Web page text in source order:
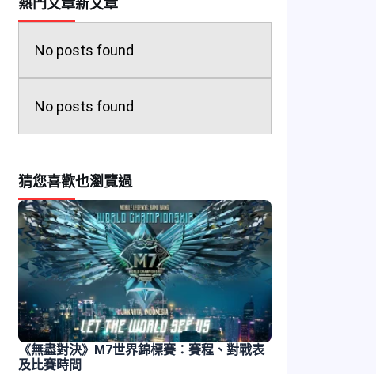
熱門文章新文章
No posts found
No posts found
猜您喜歡也瀏覽過
《無盡對決》M7世界錦標賽：賽程、對戰表
及比賽時間